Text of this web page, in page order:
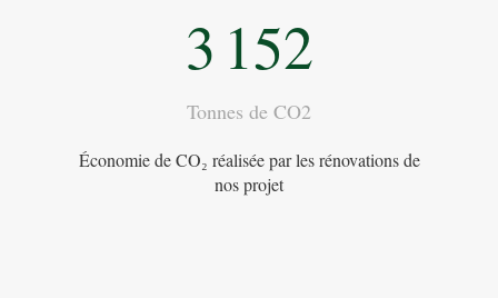
3 152
Tonnes de CO2
Économie de CO₂ réalisée par les rénovations de
nos projet